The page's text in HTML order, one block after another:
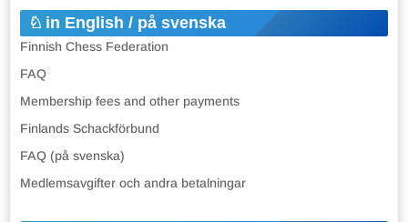
in English / på svenska
Finnish Chess Federation
FAQ
Membership fees and other payments
Finlands Schackförbund
FAQ (på svenska)
Medlemsavgifter och andra betalningar